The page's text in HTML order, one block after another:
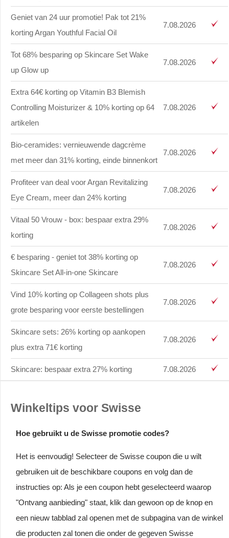
Geniet van 24 uur promotie! Pak tot 21%
korting Argan Youthful Facial Oil
7.08.2026
Tot 68% besparing op Skincare Set Wake
up Glow up
7.08.2026
Extra 64€ korting op Vitamin B3 Blemish
Controlling Moisturizer & 10% korting op 64
artikelen
7.08.2026
Bio-ceramides: vernieuwende dagcrème
met meer dan 31% korting, einde binnenkort
7.08.2026
Profiteer van deal voor Argan Revitalizing
Eye Cream, meer dan 24% korting
7.08.2026
Vitaal 50 Vrouw - box: bespaar extra 29%
korting
7.08.2026
€ besparing - geniet tot 38% korting op
Skincare Set All-in-one Skincare
7.08.2026
Vind 10% korting op Collageen shots plus
grote besparing voor eerste bestellingen
7.08.2026
Skincare sets: 26% korting op aankopen
plus extra 71€ korting
7.08.2026
Skincare: bespaar extra 27% korting 7.08.2026
Winkeltips voor Swisse
Hoe gebruikt u de Swisse promotie codes?
Het is eenvoudig! Selecteer de Swisse coupon die u wilt
gebruiken uit de beschikbare coupons en volg dan de
instructies op: Als je een coupon hebt geselecteerd waarop
"Ontvang aanbieding" staat, klik dan gewoon op de knop en
een nieuw tabblad zal openen met de subpagina van de winkel
die producten zal tonen die onder de gegeven Swisse